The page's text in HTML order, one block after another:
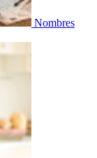
Nombres